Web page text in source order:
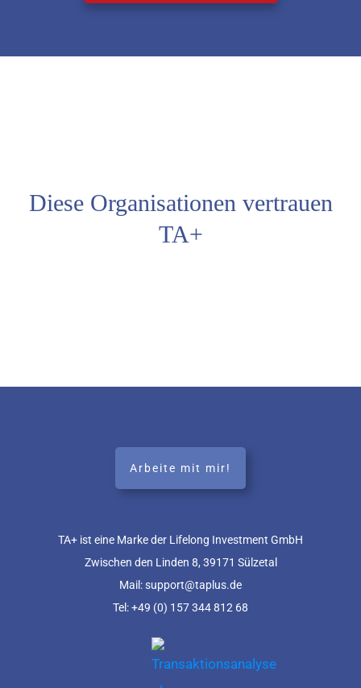
Diese Organisationen vertrauen
TA+
Arbeite mit mir!
TA+ ist eine Marke der Lifelong Investment GmbH
Zwischen den Linden 8, 39171 Sülzetal
Mail: support@taplus.de
Tel:+49 (0) 157 344 812 68